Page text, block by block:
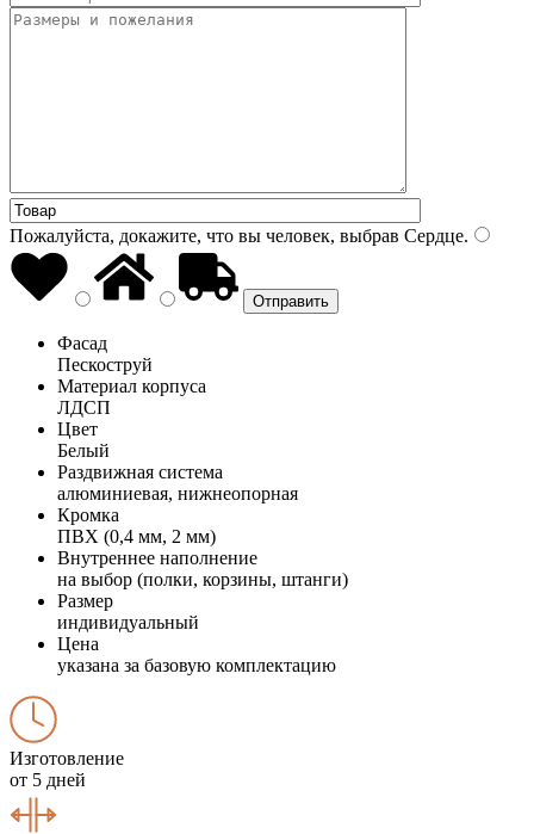
Пожалуйста, докажите, что вы человек, выбрав Сердце.
Фасад
Пескоструй
Материал корпуса
ЛДСП
Цвет
Белый
Раздвижная система
алюминиевая, нижнеопорная
Кромка
ПВХ (0,4 мм, 2 мм)
Внутреннее наполнение
на выбор (полки, корзины, штанги)
Размер
индивидуальный
Цена
указана за базовую комплектацию
Изготовление
от 5 дней